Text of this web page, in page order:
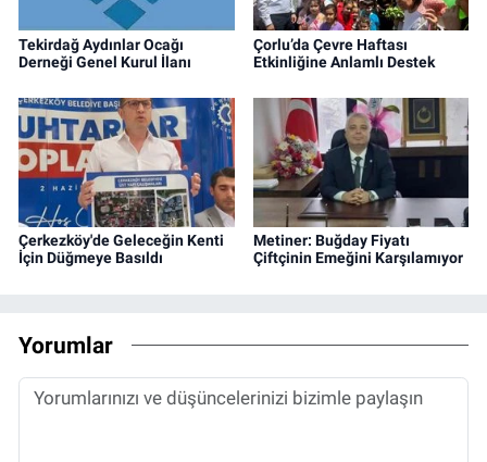
Tekirdağ Aydınlar Ocağı
Derneği Genel Kurul İlanı
Çorlu’da Çevre Haftası
Etkinliğine Anlamlı Destek
Çerkezköy'de Geleceğin Kenti
İçin Düğmeye Basıldı
Metiner: Buğday Fiyatı
Çiftçinin Emeğini Karşılamıyor
Yorumlar